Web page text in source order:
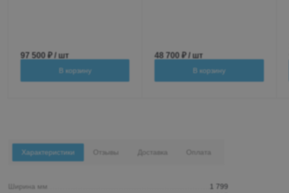
97 500 ₽ / шт
В корзину
48 700 ₽ / шт
В корзину
Характеристики
Ширина мм
1 799
Отзывы Доставка Оплата